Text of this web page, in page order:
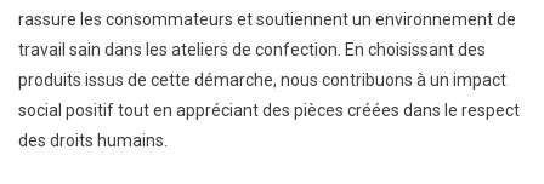
rassure les consommateurs et soutiennent un environnement de
travail sain dans les ateliers de confection. En choisissant des
produits issus de cette démarche, nous contribuons à un impact
social positif tout en appréciant des pièces créées dans le respect
des droits humains.